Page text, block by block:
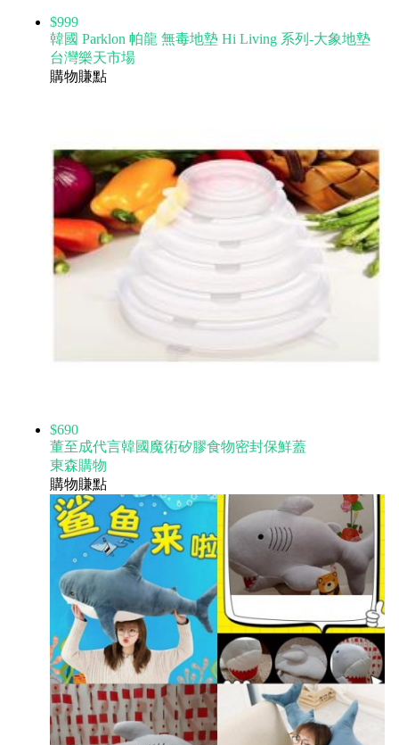
$999
韓國 Parklon 帕龍 無毒地墊 Hi Living 系列-大象地墊
台灣樂天市場
購物賺點
$690
董至成代言韓國魔術矽膠食物密封保鮮蓋
東森購物
購物賺點